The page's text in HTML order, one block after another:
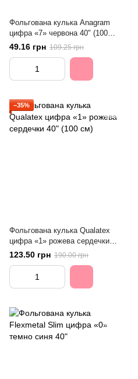
Фольгована кулька Anagram
цифра «7» червона 40" (100
см)
49.16 грн 109.25 грн
−35%
Фольгована кулька Qualatex
цифра «1» рожева сердечки
40" (100 см)
123.50 грн 190.00 грн